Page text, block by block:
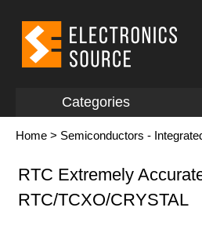
Categories
Home > Semiconductors -
RTC Extremely
RTC/TCXO/CRYSTAL